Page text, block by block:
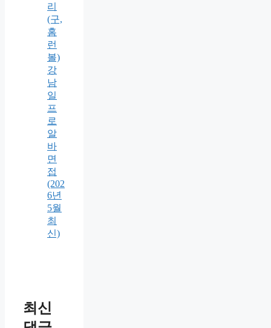
리
(구,
홈
런
볼)
강
남
일
프
로
알
바
면
접
(202
6년
5월
최
신)
최신